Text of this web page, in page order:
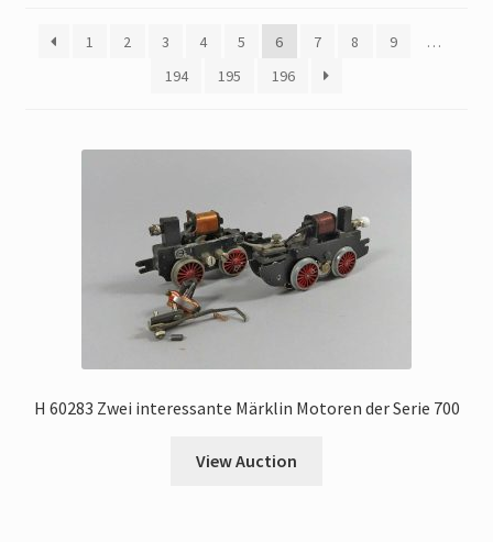
Store Registration
1 2 3 4 5 6 7 8 9
…
194
195 196
H 60283 Zwei interessante Märklin Motoren der Serie 700
View Auction